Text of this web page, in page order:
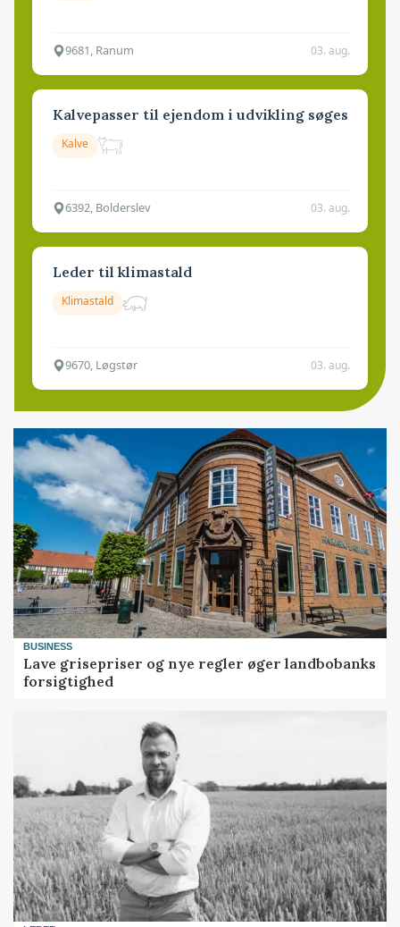
9681, Ranum 03. aug.
Kalvepasser til ejendom i udvikling søges
Kalve
6392, Bolderslev 03. aug.
Leder til klimastald
Klimastald
9670, Løgstør 03. aug.
BUSINESS
Lave grisepriser og nye regler øger landbobanks
forsigtighed